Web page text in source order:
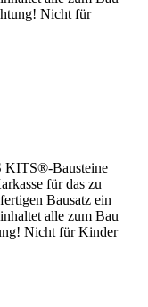
Nicht für
KITS®-Bausteine
für das zu
Bausatz ein
alle zum Bau
Nicht für Kinder